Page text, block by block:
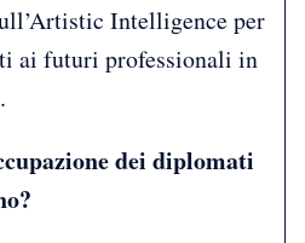
Intelligence per
ai futuri professionali in
dei diplomati